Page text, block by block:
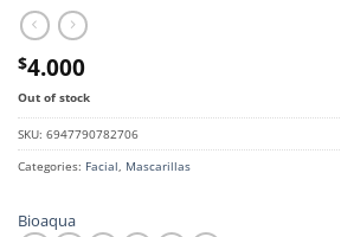
$4.000
Out of stock
SKU: 6947790782706
Categories: Facial, Mascarillas
Bioaqua